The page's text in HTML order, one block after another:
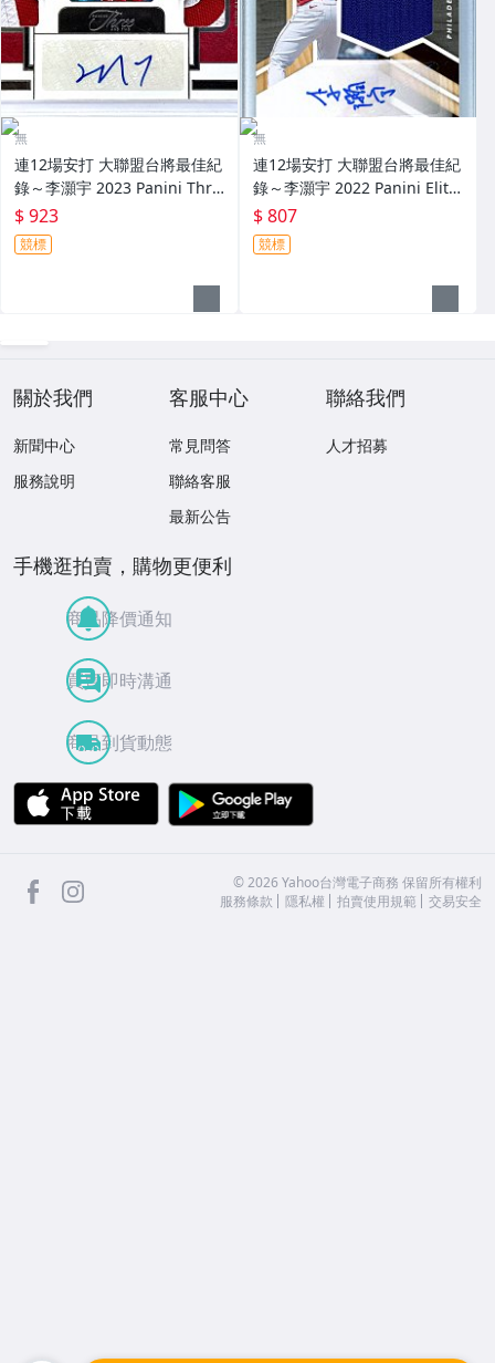
無
連12場安打 大聯盟台將最佳紀
錄～李灝宇 2023 Panini Thre
e And Two 限量25張新人原封
四球衣簽名卡 Patch～
$ 923
競標
無
連12場安打 大聯盟台將最佳紀
錄～李灝宇 2022 Panini Elite
Extra Edition 實戰球衣簽名卡
～
$ 807
競標
關於我們
新聞中心
服務說明
客服中心
常見問答
聯絡客服
最新公告
聯絡我們
人才招募
手機逛拍賣，購物更便利
商品降價通知
買賣即時溝通
商品到貨動態
APP Store
facebook ©2026 Yahoo台灣電子商務 保留所有權利
服務條款
隱私權 拍賣使用規範 交易安全